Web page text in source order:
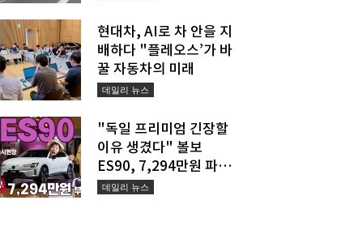
데일리 뉴스
현대차, AI로 차 안을 지
배하다 "플레오스’가 바
꿀 자동차의 미래
데일리 뉴스
"독일 프리미엄 긴장할
이유 생겼다" 볼보
ES90, 7,294만원 파격
승부수 던졌다